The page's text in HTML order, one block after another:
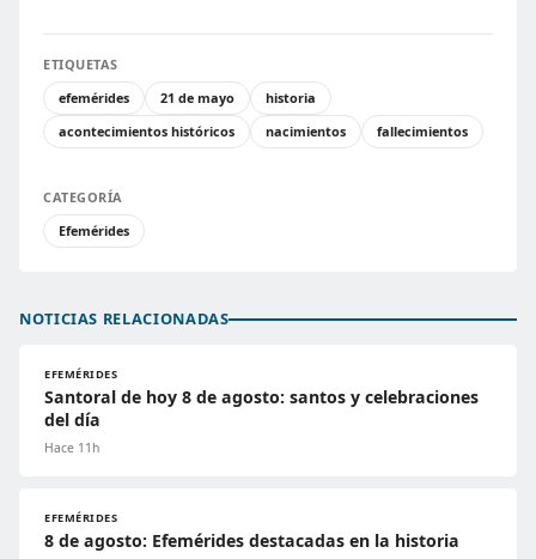
ETIQUETAS
efemérides
21 de mayo
historia
acontecimientos históricos
nacimientos fallecimientos
CATEGORÍA
Efemérides
NOTICIAS RELACIONADAS
EFEMÉRIDES
Santoral de hoy 8 de agosto: santos y celebraciones
del día
Hace 11h
EFEMÉRIDES
8 de agosto: Efemérides destacadas en la historia